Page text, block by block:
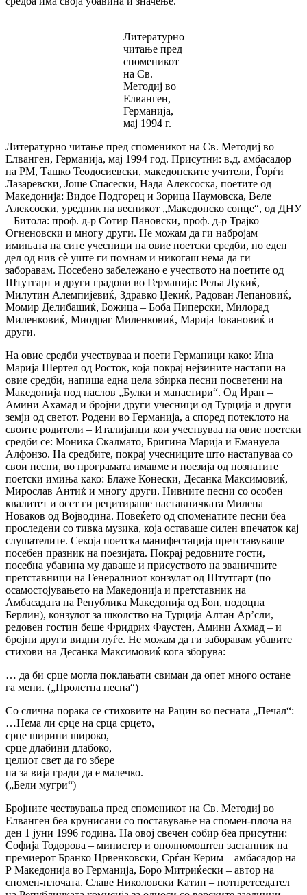
Литературно
читање пред
споменикот
на Св.
Методиј во
Елванген,
Германија,
мај 1994 г.
Литературно читање пред споменикот на Св. Методиј во
Елванген, Германија, мај 1994 год. Присутни: в.д. амбасадор
на РМ, Ташко Теодосиевски, македонските учители, Ѓорѓи
Лазаревски, Јоше Спасески, Нада Алексоска, поетитe од
Македонија: Видое Подгорец и Зорица Наумовска, Веле
Алексоски, уредник на весникот „Македонско сонце“, од ДНУ
– Битола: проф. д-р Сотир Пановски, проф. д-р Трајко
Огненовски и многу други. Не можам да ги набројам
имињата на сите учесници на овие поетски средби, но еден
дел од нив сѐ уште ги помнам и никогаш нема да ги
заборавам. Посебено забележано е учеството на поетите од
Штутгарт и други градови во Германија: Реља Лукиќ,
Милутин Алемпијевиќ, Здравко Џекиќ, Радован Лепановиќ,
Момир Делибашиќ, Божица – Боба Пиперски, Милорад
Миленковиќ, Миодраг Миленковиќ, Марија Јовановиќ и
други.
На овие средби учествуваа и поети Германици како: Ина
Марија Шертел од Росток, која покрај нејзините настапи на
овие средби, напиша една цела збирка песни посветени на
Македонија под наслов „Булки и манастири“. Од Иран –
Амини Ахамад и бројни други учесници од Турција и други
земји од светот. Родени во Германија, а според потеклото на
своите родители – Италијанци кои учествуваа на овие поетски
средби се: Моника Скалмато, Бригина Марија и Емануела
Алфонзо. На средбите, покрај учесниците што настапуваа со
свои песни, во програмата имавме и поезија од познатите
поетски имиња како: Блаже Конески, Десанка Максимовиќ,
Мирослав Антиќ и многу други. Нивните песни со особен
квалитет и осет ги рецитираше наставничката Милена
Новаков од Војводина. Повеќето од споменатите песни беа
проследени со тивка музика, која оставаше силен впечаток кај
слушателите. Секоја поетска манифестација претставуваше
посебен празник на поезијата. Покрај редовните гости,
посебна убавина му даваше и присуството на званичните
претставници на Генералниот конзулат од Штутгарт (по
осамостојувањето на Македонија и претставник на
Амбасадата на Република Македонија од Бон, подоцна
Берлин), конзулот за школство на Турција Алтан Ар’сли,
редовен гостин беше Фридрих Фаустен, Амини Ахмад – и
бројни други видни луѓе. Не можам да ги заборавам убавите
стихови на Десанка Максимовиќ кога зборува:
… да би срце могла поклањати свимаи да опет много остане
га мени. („Пролетна песна“)
Со слична порака се стиховите на Рацин во песната „Печал“:
…Нема ли срце на срца срцето,
срце ширини широко,
срце длабини длабоко,
целиот свет да го збере
па за вија гради да е малечко.
(„Бели мугри“)
Бројните чествувања пред споменикот на Св. Методиј во
Елванген беа крунисани со поставување на спомен-плоча на
ден 1 јуни 1996 година. На овој свечен собир беа присутни:
Софија Тодорова – министер и ополномоштен застапник на
премиерот Бранко Црвенковски, Срѓан Керим – амбасадор на
Р Македонија во Германија, Боро Митриќески – автор на
спомен-плочата. Славе Николовски Катин – потпретседател